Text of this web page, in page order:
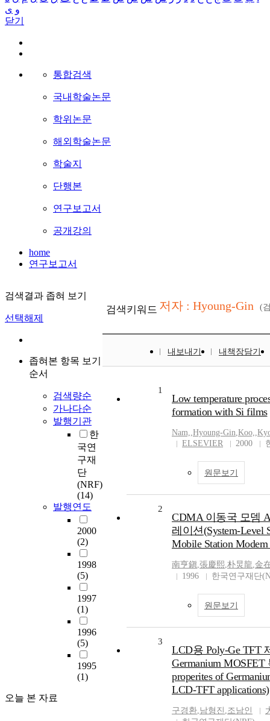
و ی
닫기
통합검색
국내학술논문
학위논문
해외학술논문
학술지
단행본
연구보고서
공개강의
home
연구보고서
검색결과 좁혀 보기
선택해제
좁혀본 항목 보기
순서
검색량순
가나다순
발행기관
한
국연
구재
단
(NRF)
(14)
발행연도
2000
(2)
1998
(5)
1997
(1)
1996
(5)
1995
(1)
오늘 본 자료
검색키워드 저자 : Hyoung-Gin (
내보내기 내책장담기
1
Low temperature
formation with Si films
Nam,,Hyoung-Gin,Koo,,
ELSEVIER
2000
원문보기
2
CDMA 이동국 모뎀
레이션(System-Level
Mobile Station
南亨鎭,張慶熙,朴炅龍,金
1996
한국연구재단
원문보기
3
LCD용 Poly-Ge TFT
Germanium
properites of
LCD-TFT applications)
구경환,남형진 ,조남인